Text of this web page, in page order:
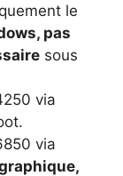
le
pas
sous
via
via